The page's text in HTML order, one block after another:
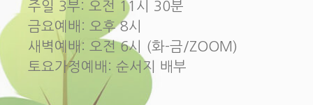
주일 3부: 오전 11시 30분
금요예배: 오후 8시
새벽예배: 오전 6시 (화-금/ZOOM)
토요가정예배: 순서지 배부